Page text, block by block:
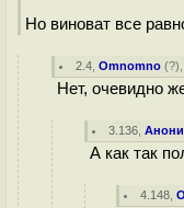
Но виноват все
2.4 ,Omnomno (?
Нет, очевидно
3.136 ,
А как так
4.148 ,